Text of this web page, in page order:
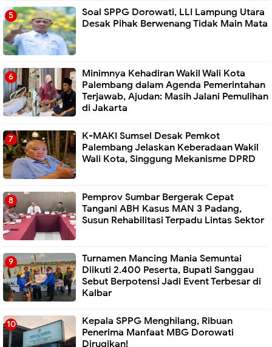
Soal SPPG Dorowati, LLI Lampung Utara
Desak Pihak Berwenang Tidak Main Mata
Minimnya Kehadiran Wakil Wali Kota
Palembang dalam Agenda Pemerintahan
Terjawab, Ajudan: Masih Jalani Pemulihan
di Jakarta
K-MAKI Sumsel Desak Pemkot
Palembang Jelaskan Keberadaan Wakil
Wali Kota, Singgung Mekanisme DPRD
Pemprov Sumbar Bergerak Cepat
Tangani ABH Kasus MAN 3 Padang,
Susun Rehabilitasi Terpadu Lintas Sektor
Turnamen Mancing Mania Semuntai
Diikuti 2.400 Peserta, Bupati Sanggau
Sebut Berpotensi Jadi Event Terbesar di
Kalbar
Kepala SPPG Menghilang, Ribuan
Penerima Manfaat MBG Dorowati
Dirugikan!